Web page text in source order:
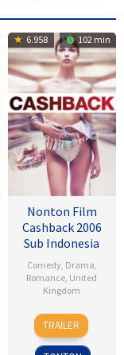
6.958 102 min
Nonton Film
Cashback 2006
Sub Indonesia
Comedy, Drama,
Romance, United
Kingdom
17
Jan
2007
Sean
Ellis
TRAILER